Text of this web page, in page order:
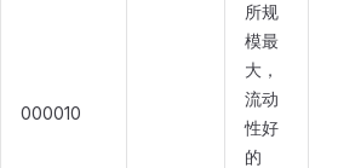
000010
所规
模最
大，
流动
性好
的